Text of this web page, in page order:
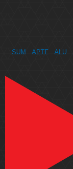
SUM APTF ALU